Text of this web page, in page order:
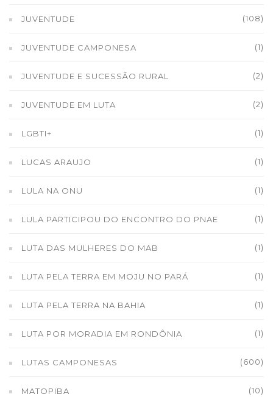
JUVENTUDE (108)
JUVENTUDE CAMPONESA (1)
JUVENTUDE E SUCESSÃO RURAL (2)
JUVENTUDE EM LUTA (2)
LGBTI+ (1)
LUCAS ARAUJO (1)
LULA NA ONU (1)
LULA PARTICIPOU DO ENCONTRO DO PNAE (1)
LUTA DAS MULHERES DO MAB (1)
LUTA PELA TERRA EM MOJU NO PARÁ (1)
LUTA PELA TERRA NA BAHIA (1)
LUTA POR MORADIA EM RONDÔNIA (1)
LUTAS CAMPONESAS (600)
MATOPIBA (10)